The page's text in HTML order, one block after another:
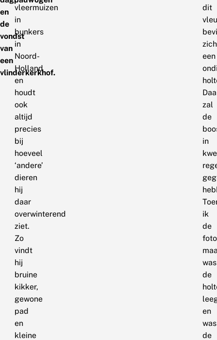
en
de
vondst
van
een
vlinderkerkhof.
vleermuizen
in
bunkers
in
Noord-
Holland
en
houdt
ook
altijd
precies
bij
hoeveel
‘andere’
dieren
hij
daar
overwinterend
ziet.
Zo
vindt
hij
bruine
kikker,
gewone
pad
en
kleine
dit
zich
een
zal
de
in
ik
de
foto
was
de
en
was
de